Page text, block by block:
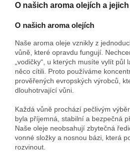
O našich aroma olejích a
O našich aroma olejích
Naše aroma oleje vznikly z
vůně, které opravdu fungují.
„vodičky“, u kterých musíte vylít půl
něco cítili. Proto používáme
prověřených evropských výrobců,
dlouhotrvající vůni.
Každá vůně prochází pečlivým
byla příjemná, stabilní a bezpečná
Naše oleje neobsahují zbytečná
vonné složky a nosnou bázi, která
rozvinout.